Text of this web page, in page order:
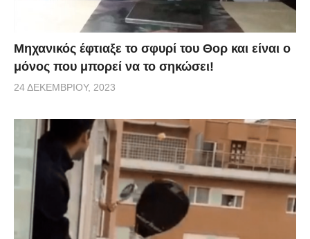
Μηχανικός έφτιαξε το σφυρί του Θορ και είναι ο
μόνος που μπορεί να το σηκώσει!
24 ΔΕΚΕΜΒΡΊΟΥ, 2023